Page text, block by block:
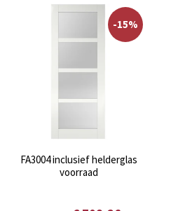
-15%
FA3004 inclusief helderglas
voorraad